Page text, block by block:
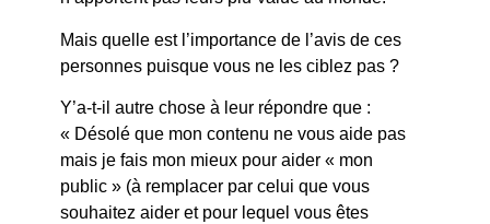
Mais quelle est l’importance de l’avis de ces
personnes puisque vous ne les ciblez pas ?
Y’a-t-il autre chose à leur répondre que :
« Désolé que mon contenu ne vous aide pas
mais je fais mon mieux pour aider « mon
public » (à remplacer par celui que vous
souhaitez aider et pour lequel vous êtes